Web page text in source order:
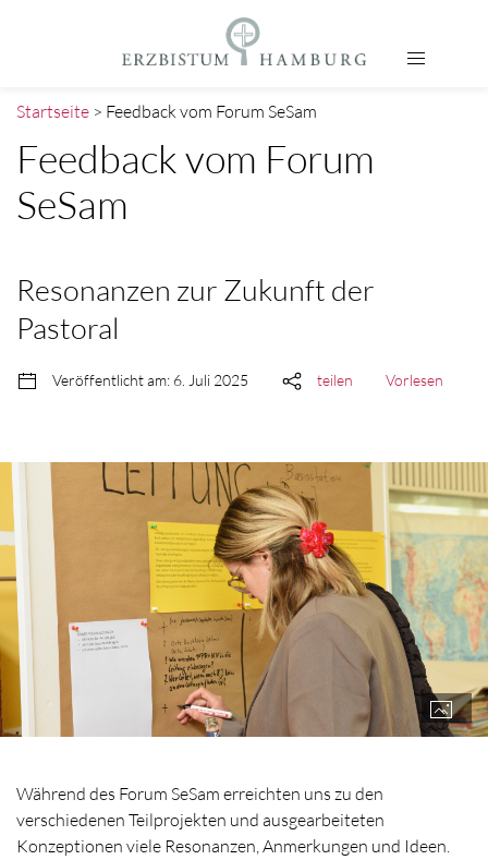
Startseite > Feedback vom Forum SeSam
Feedback vom Forum
SeSam
Resonanzen zur Zukunft der
Pastoral
Veröffentlicht am: 6. Juli 2025 teilen Vorlesen
Während des Forum SeSam erreichten uns zu den
verschiedenen Teilprojekten und ausgearbeiteten
Konzeptionen viele Resonanzen, Anmerkungen und Ideen.